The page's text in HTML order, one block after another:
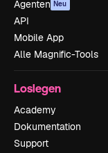
Agenten Neu
API
Mobile App
Alle Magnific-Tools
Loslegen
Academy
Dokumentation
Support